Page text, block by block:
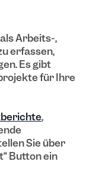
Arbeits-,
erfassen,
Es gibt
für Ihre
,
Sie über
Button ein